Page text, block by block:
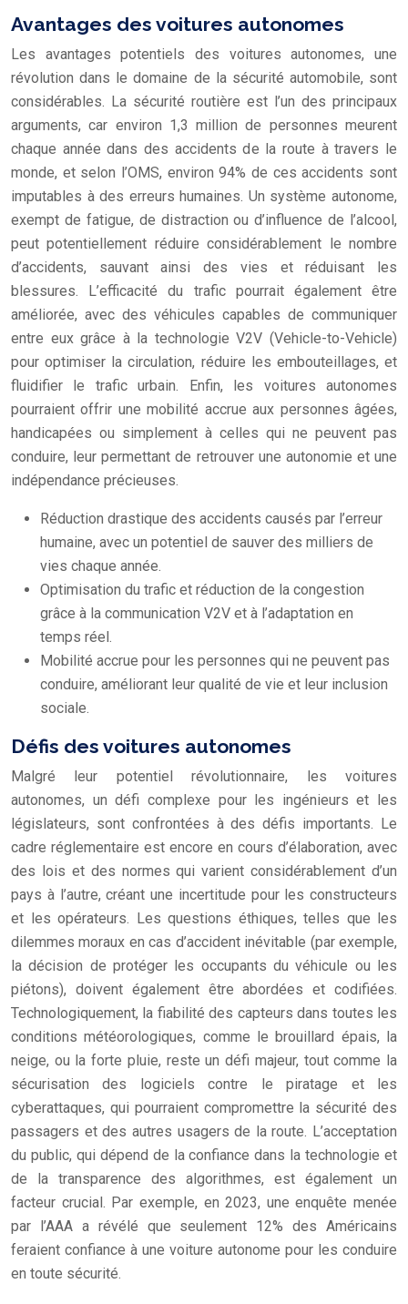
Avantages des voitures autonomes
Les avantages potentiels des voitures autonomes, une
révolution dans le domaine de la sécurité automobile, sont
considérables. La sécurité routière est l’un des principaux
arguments, car environ 1,3 million de personnes meurent
chaque année dans des accidents de la route à travers le
monde, et selon l’OMS, environ 94% de ces accidents sont
imputables à des erreurs humaines. Un système autonome,
exempt de fatigue, de distraction ou d’influence de l’alcool,
peut potentiellement réduire considérablement le nombre
d’accidents, sauvant ainsi des vies et réduisant les
blessures. L’efficacité du trafic pourrait également être
améliorée, avec des véhicules capables de communiquer
entre eux grâce à la technologie V2V (Vehicle-to-Vehicle)
pour optimiser la circulation, réduire les embouteillages, et
fluidifier le trafic urbain. Enfin, les voitures autonomes
pourraient offrir une mobilité accrue aux personnes âgées,
handicapées ou simplement à celles qui ne peuvent pas
conduire, leur permettant de retrouver une autonomie et une
indépendance précieuses.
Réduction drastique des accidents causés par l’erreur
humaine, avec un potentiel de sauver des milliers de
vies chaque année.
Optimisation du trafic et réduction de la congestion
grâce à la communication V2V et à l’adaptation en
temps réel.
Mobilité accrue pour les personnes qui ne peuvent pas
conduire, améliorant leur qualité de vie et leur inclusion
sociale.
Défis des voitures autonomes
Malgré leur potentiel révolutionnaire, les voitures
autonomes, un défi complexe pour les ingénieurs et les
législateurs, sont confrontées à des défis importants. Le
cadre réglementaire est encore en cours d’élaboration, avec
des lois et des normes qui varient considérablement d’un
pays à l’autre, créant une incertitude pour les constructeurs
et les opérateurs. Les questions éthiques, telles que les
dilemmes moraux en cas d’accident inévitable (par exemple,
la décision de protéger les occupants du véhicule ou les
piétons), doivent également être abordées et codifiées.
Technologiquement, la fiabilité des capteurs dans toutes les
conditions météorologiques, comme le brouillard épais, la
neige, ou la forte pluie, reste un défi majeur, tout comme la
sécurisation des logiciels contre le piratage et les
cyberattaques, qui pourraient compromettre la sécurité des
passagers et des autres usagers de la route. L’acceptation
du public, qui dépend de la confiance dans la technologie et
de la transparence des algorithmes, est également un
facteur crucial. Par exemple, en 2023, une enquête menée
par l’AAA a révélé que seulement 12% des Américains
feraient confiance à une voiture autonome pour les conduire
en toute sécurité.